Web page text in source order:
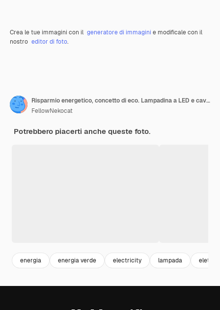
Crea le tue immagini con il generatore di immagini e modificale con il
nostro editor di foto.
Risparmio energetico, concetto di eco. Lampadina a LED e cavo di alimentazione elettrica, sfondo giallo, design quadrato, vista dall'alto e disposizione piatta con foto dello spazio di copia
FellowNekocat
Potrebbero piacerti anche queste foto.
energia energia verde electricity lampada